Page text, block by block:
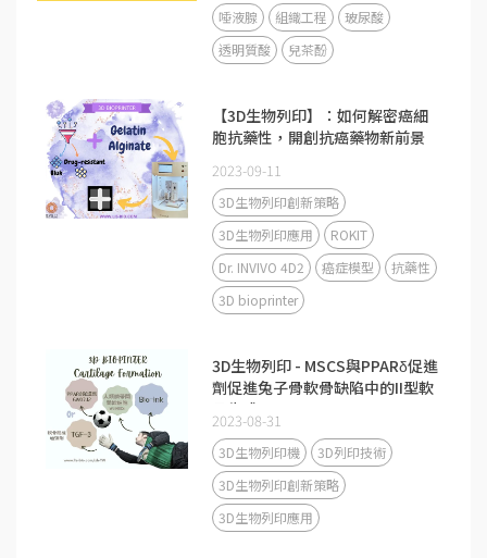
唾液腺
組織工程
玻尿酸
透明質酸
兒茶酚
【3D生物列印】：如何解密癌細
胞抗藥性，開創抗癌藥物新前景
2023-09-11
3D生物列印創新策略
3D生物列印應用
ROKIT
Dr. INVIVO 4D2
癌症模型
抗藥性
3D bioprinter
3D生物列印 - MSCS與PPARδ促進
劑促進兔子骨軟骨缺陷中的II型軟
骨生成
2023-08-31
3D生物列印機
3D列印技術
3D生物列印創新策略
3D生物列印應用